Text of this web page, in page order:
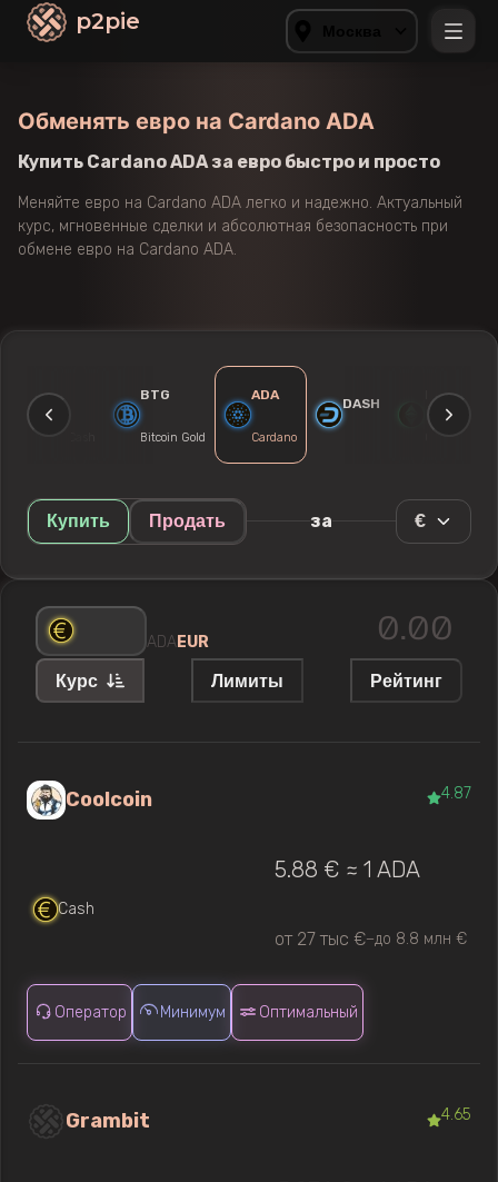
p2pie
Обменять евро на Cardano ADA
Купить Cardano ADA за евро быстро и просто
Меняйте евро на Cardano ADA легко и надежно. Актуальный
курс, мгновенные сделки и абсолютная безопасность при
обмене евро на Cardano ADA.
BCH BTG
Bitcoin Gold
ADA
Cardano
DASH
ETC
Купить Продать за €
ADAEUR
Курс Лимиты Рейтинг
Coolcoin 4.87
Cash
5.88 € ≈ 1 ADA
от 27 тыс €—до 8.8 млн €
Оператор Минимум Оптимальный
Grambit 4.65